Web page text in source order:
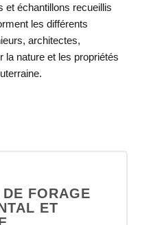
et échantillons recueillis
les différents
architectes,
la nature et les propriétés
FORAGE
ET